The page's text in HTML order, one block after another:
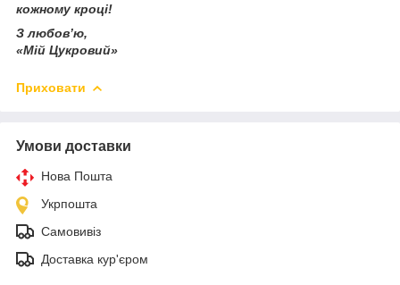
кожному кроці!
З любов’ю,
«Мій Цукровий»
Приховати
Умови доставки
Нова Пошта
Укрпошта
Самовивіз
Доставка кур'єром